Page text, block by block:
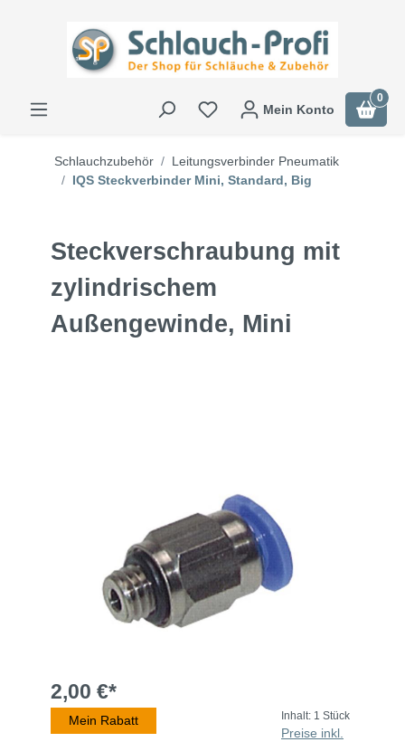
Mein Konto
0
Schlauchzubehör
Leitungsverbinder Pneumatik
IQS Steckverbinder Mini, Standard, Big
Steckverschraubung mit
zylindrischem
Außengewinde, Mini
2,00 €*
Mein Rabatt Inhalt: 1 Stück
Preise inkl.